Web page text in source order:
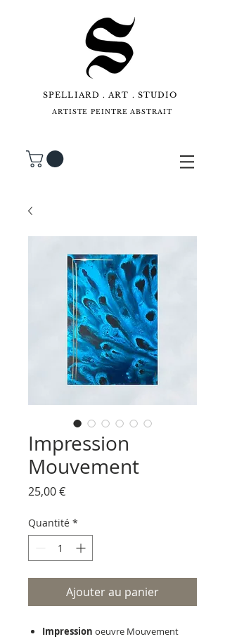
SPELLIARD . ART . STUDIO
ARTISTE PEINTRE ABSTRAIT
Impression
Mouvement
25,00 €Prix
Quantité *
Ajouter au panier
Impression oeuvre Mouvement